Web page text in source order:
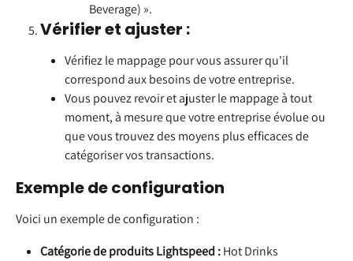
Beverage) ».
Vérifier et ajuster :
Vérifiez le mappage pour vous assurer qu'il
correspond aux besoins de votre entreprise.
Vous pouvez revoir et ajuster le mappage à tout
moment, à mesure que votre entreprise évolue ou
que vous trouvez des moyens plus efficaces de
catégoriser vos transactions.
Exemple de configuration
Voici un exemple de configuration :
Catégorie de produits Lightspeed : Hot Drinks